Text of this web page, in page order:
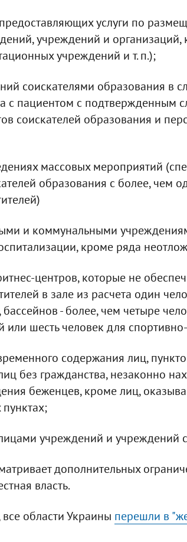
услуги по
учреждений и организаций,
учреждений и т. п.);
соискателями образования в
с пациентом с подтвержденным
соискателей образования и
массовых мероприятий
образования с более, чем
и коммунальными
кроме ряда
центров, которые не
в зале из расчета один
- более, чем четыре
или шесть человек для
содержания лиц,
без гражданства, незаконно
беженцев, кроме лиц,
учреждений и учреждений
дополнительных
власть.
области Украины перешли в